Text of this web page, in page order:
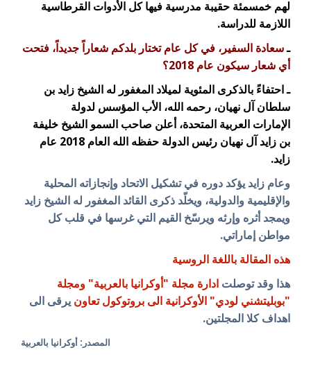
لهم خمسمئة حقيبة مدرسية فيها كل الأدوات القرطاسية
اللازمة للدراسة.
ـسعادة السفير، في كل عام تختار بلدكم شعاراً جديداً، فتحت
أي شعار سيكون عام 2018؟
ـ احتفاءً بالذكرى المئوية لميلاد المغفور له الشيخ زايد بن
سلطان آل نهيان، رحمه الله، الأب المؤسس لدولة
الإمارات العربية المتحدة، أعلن صاحب السمو الشيخ خليفة
بن زايد آل نهيان رئيس الدولة حفظه الله العام 2018 عام
زايد.
وعام زايد يؤكد دوره في تشكيل الاتحاد وإنجازاته المحلية
والإقليمية والدولية، ويخلّد ذكرى القائد المغفور له الشيخ زايد
ويمجد أثره وإرثه ويرسّخ القيم التي غرسها في قلب كل
مواطن إماراتي.
هذه المقالة باللغة الروسية
هذا وقد توصلت ادارة مجلة "أوكرانيا بالعربية" ومجلة
"بوبليتشني لودي" الأوكرانية الى بروتوكول تعاون يرقى الى
اهداف كلا المجلتين.
المصدر: أوكرانيا بالعربية